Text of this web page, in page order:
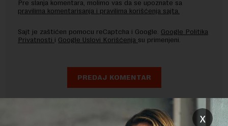
Pre slanja komentara, molimo vas da se upoznate sa
pravilima komentarisanja i pravilima korišćenja sajta.
Sajt je zaštićen pomocu reCaptcha i Google. Google Politika
Privatnosti i Google Uslovi Korišćenja su primenjeni.
x